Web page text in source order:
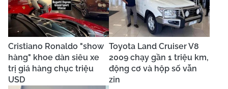
Cristiano Ronaldo "show
hàng" khoe dàn siêu xe
trị giá hàng chục triệu
USD
Toyota Land Cruiser V8
2009 chạy gần 1 triệu km,
động cơ và hộp số vẫn
zin